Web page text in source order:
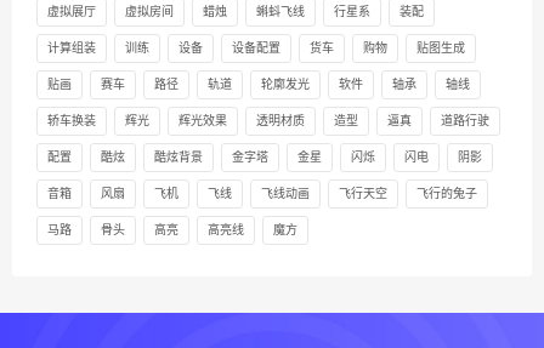
虚拟展厅 虚拟房间 蜡烛 蝌蚪飞线 行星系 装配
计算组装 训练 设备 设备配置 货车 购物 贴图生成
贴画 赛车 路径 轨道 轮廓发光 软件 轴承 轴线
轿车换装 辉光 辉光效果 透明材质 造型 逼真 道路行驶
配置 酷炫 酷炫背景 金字塔 金星 闪烁 闪电 阴影
音箱 风扇 飞机 飞线 飞线动画 飞行天空 飞行的兔子
马路 骨头 高亮 高亮线 魔方